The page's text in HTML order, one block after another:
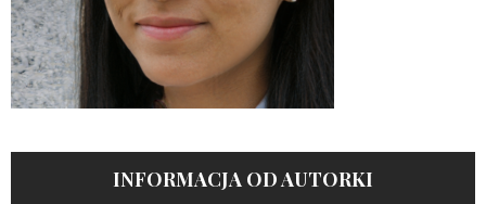
INFORMACJA OD AUTORKI